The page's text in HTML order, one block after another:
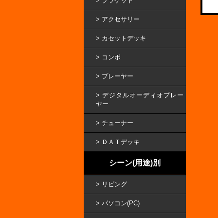
アクセサリー
カセットデッキ
コンポ
プレーヤー
デジタルオーディオプレー
ヤー
チューナー
ＤＡＴデッキ
シーン(用途)別
リビング
パソコン(PC)